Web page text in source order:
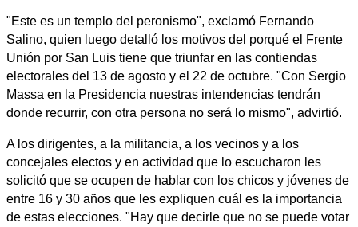
"Este es un templo del peronismo", exclamó Fernando
Salino, quien luego detalló los motivos del porqué el Frente
Unión por San Luis tiene que triunfar en las contiendas
electorales del 13 de agosto y el 22 de octubre. "Con Sergio
Massa en la Presidencia nuestras intendencias tendrán
donde recurrir, con otra persona no será lo mismo", advirtió.
A los dirigentes, a la militancia, a los vecinos y a los
concejales electos y en actividad que lo escucharon les
solicitó que se ocupen de hablar con los chicos y jóvenes de
entre 16 y 30 años que les expliquen cuál es la importancia
de estas elecciones. "Hay que decirle que no se puede votar